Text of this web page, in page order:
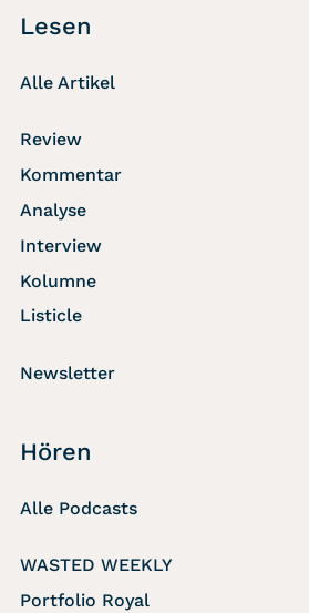
Lesen
Alle Artikel
Review
Kommentar
Analyse
Interview
Kolumne
Listicle
Newsletter
Hören
Alle Podcasts
WASTED WEEKLY
Portfolio Royal